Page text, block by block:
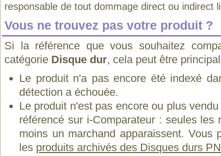
responsable de tout dommage direct ou indirect
Vous ne trouvez pas votre produit ?
Si la référence que vous souhaitez
catégorie Disque dur, cela peut être
Le produit n'a pas encore été indexé
détection a échouée.
Le produit n'est pas encore ou plus
référencé sur i-Comparateur : seules les
moins un marchand apparaissent. Vous
les produits archivés des Disques durs